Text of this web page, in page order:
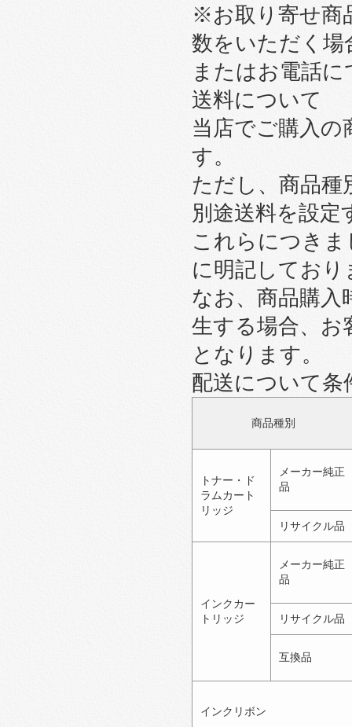
※お取り寄せ商
数をいただく場
またはお電話
送料について
当店でご購入の
す。
ただし、商品種
別途送料を設定
これらにつき
に明記しており
なお、商品購入
生する場合、お
となります。
配送について条
商品種別
トナー・ド
ラムカート
リッジ
メーカー純正
品
リサイクル品
インクカー
トリッジ
メーカー純正
品
リサイクル品
互換品
インクリボン